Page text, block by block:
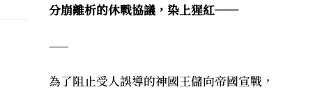
分崩離析的休戰協議，染上猩紅──
——
為了阻止受人誤導的神國王儲向帝國宣戰，